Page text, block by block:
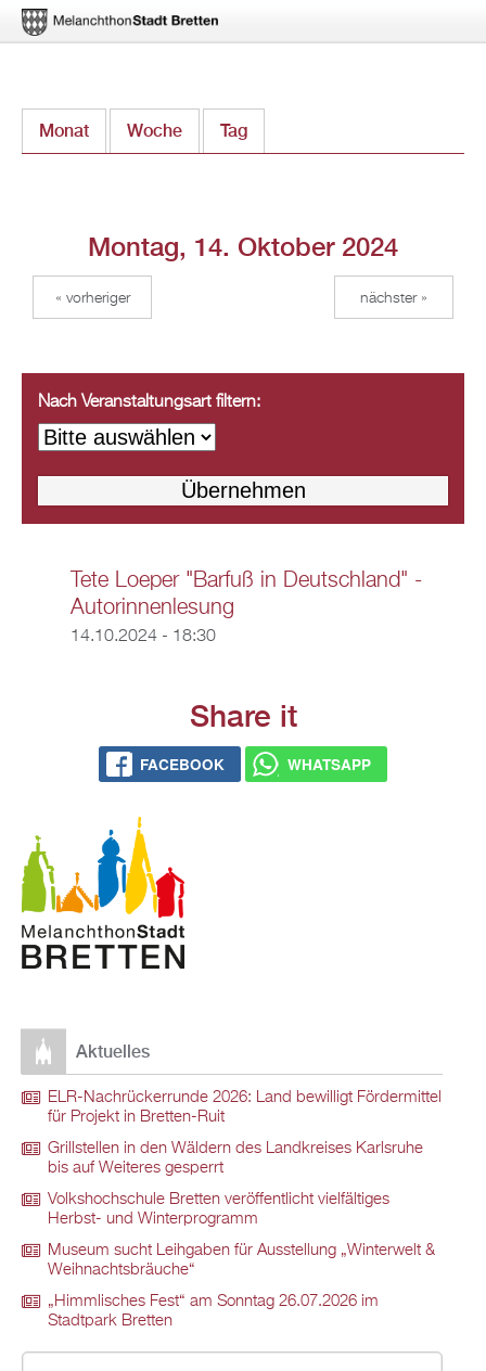
zum
Monat Woche Tag
Montag, 14. Oktober 2024
« vorheriger nächster »
Nach Veranstaltungsart filtern:
Tete Loeper "Barfuß in Deutschland" -
Autorinnenlesung
14.10.2024 - 18:30
Share it
FACEBOOK WHATSAPP
Aktuelles
ELR-Nachrückerrunde 2026: Land bewilligt Fördermittel
für Projekt in Bretten-Ruit
Grillstellen in den Wäldern des Landkreises Karlsruhe
bis auf Weiteres gesperrt
Volkshochschule Bretten veröffentlicht vielfältiges
Herbst- und Winterprogramm
Museum sucht Leihgaben für Ausstellung „Winterwelt &
Weihnachtsbräuche“
„Himmlisches Fest“ am Sonntag 26.07.2026 im
Stadtpark Bretten